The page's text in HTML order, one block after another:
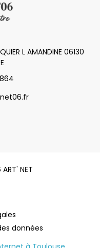
L AMANDINE 06130
NET
données